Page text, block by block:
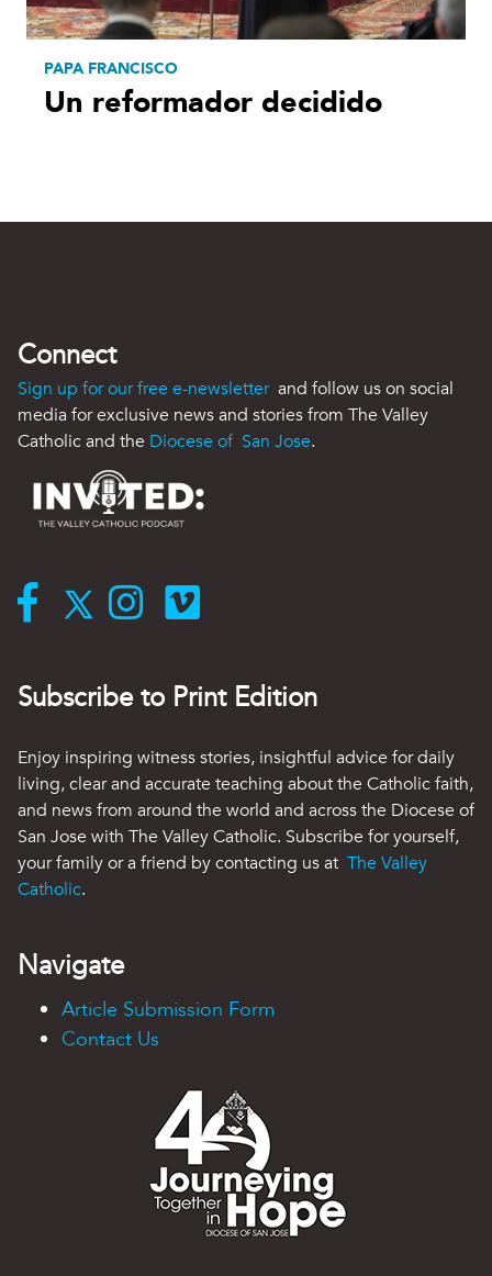
PAPA FRANCISCO
Un reformador decidido
Connect
Sign up for our free e-newsletter and follow us on social
media for exclusive news and stories from The Valley
Catholic and the Diocese of San Jose.
Subscribe to Print Edition
Enjoy inspiring witness stories, insightful advice for daily
living, clear and accurate teaching about the Catholic faith,
and news from around the world and across the Diocese of
San Jose with The Valley Catholic. Subscribe for yourself,
your family or a friend by contacting us at The Valley
Catholic.
Navigate
Article Submission Form
Contact Us